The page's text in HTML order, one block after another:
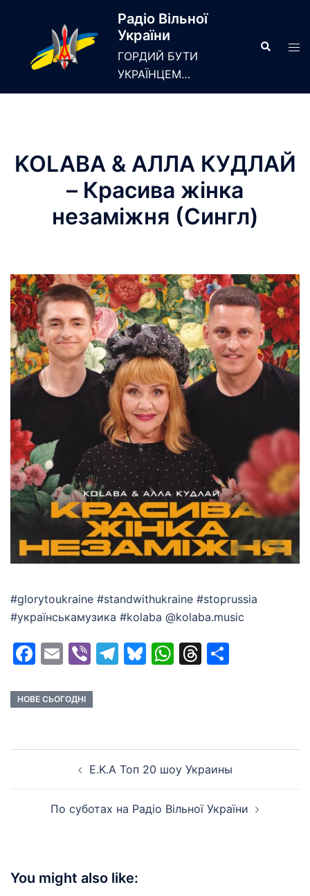
Радіо Вільної
України
ГОРДИЙ БУТИ
УКРАЇНЦЕМ…
Search
KOLABA & АЛЛА КУДЛАЙ
– Красива жінка
незаміжня (Сингл)
#glorytoukraine #standwithukraine #stoprussia
#українськамузика #kolaba @kolaba.music
Facebook
EmailViberTelegram
Bluesky
WhatsApp
Threads
НОВЕ СЬОГОДНІ
navigationE.K.A Топ 20 шоу Украины
По суботах на Радіо Вільної України
You might also like: